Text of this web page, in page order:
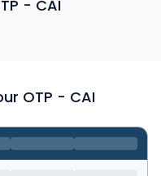
- CAI
OTP - CAI